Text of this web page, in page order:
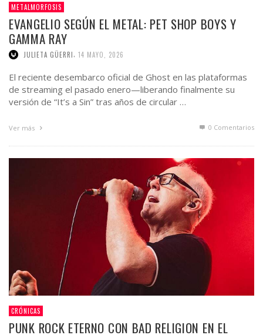
METALMORFOSIS
EVANGELIO SEGÚN EL METAL: PET SHOP BOYS Y
GAMMA RAY
JULIETA GÜERRI, 14 MAYO, 2026
El reciente desembarco oficial de Ghost en las plataformas
de streaming el pasado enero—liberando finalmente su
versión de “It’s a Sin” tras años de circular …
Ver más 0 Comentarios
CRÓNICAS
PUNK ROCK ETERNO CON BAD RELIGION EN EL